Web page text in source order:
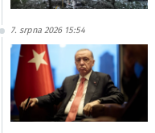
7. srpna 2026 15:54